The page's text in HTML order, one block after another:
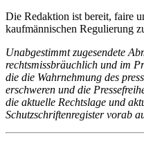
Die Redaktion ist bereit, faire
kaufmännischen Regulierung
Unabgestimmt zugesendete
rechtsmissbräuchlich und im
die die Wahrnehmung des
erschweren und die
die aktuelle Rechtslage und
Schutzschriftenregister vorab